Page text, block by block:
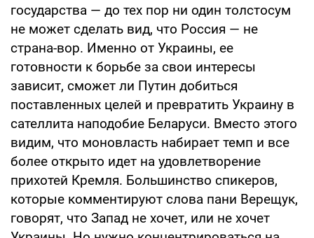
государства — до тех пор ни один толстосум
не может сделать вид, что Россия — не
страна-вор. Именно от Украины, ее
готовности к борьбе за свои интересы
зависит, сможет ли Путин добиться
поставленных целей и превратить Украину в
сателлита наподобие Беларуси. Вместо этого
видим, что моновласть набирает темп и все
более открыто идет на удовлетворение
прихотей Кремля. Большинство спикеров,
которые комментируют слова пани Верещук,
говорят, что Запад не хочет, или не хочет